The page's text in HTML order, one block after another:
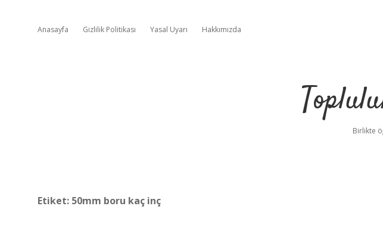
Anasayfa Gizlilik Politikası Yasal Uyarı Hakkımızda
Birlikte
Etiket: 50mm boru kaç inç